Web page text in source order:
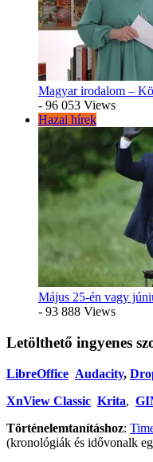
Magyar irodalom –
- 96 053 Views
Hazai hírek
Május 25-én vagy
- 93 888 Views
Letölthető ingyenes
LibreOffice Audacity,
XnView Classic Krita,
Történelemtanításhoz:
(kronológiák és idővonalk